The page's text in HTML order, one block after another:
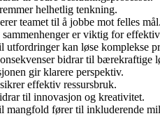
helhetlig tenkning.
teamet til å jobbe mot felles mål.
er viktig for
kan løse komplekse
bidrar til bærekraftige
gir klarere perspektiv.
effektiv ressursbruk.
til innovasjon og kreativitet.
fører til inkluderende